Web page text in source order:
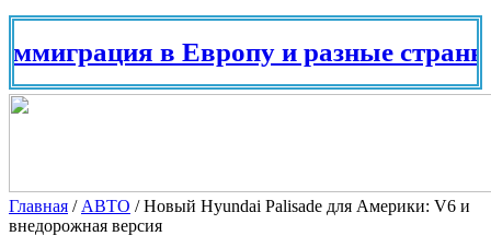
в Европу и разные страны
Главная / АВТО /Новый Hyundai Palisade для Америки: V6 и
внедорожная версия